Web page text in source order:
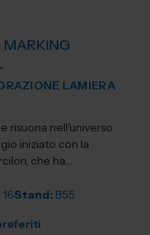
LAMIERA
risuona nell'universo
iniziato con la
che ha
Stand: B55